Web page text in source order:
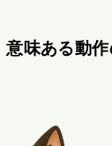
意味ある動